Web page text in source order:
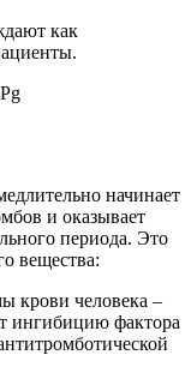
как
начинает
и оказывает
периода. Это
вещества:
крови человека –
ингибицию фактора